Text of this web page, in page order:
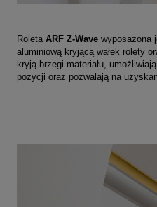
Roleta ARF Z-Wave wyposażona
aluminiową kryjącą wałek rolety
kryją brzegi materiału,
pozycji oraz pozwalają na